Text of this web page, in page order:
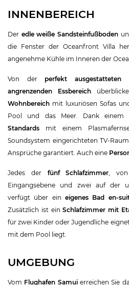
INNENBEREICH
Der edle weiße Sandsteinfußboden
die Fenster der Oceanfront Villa
angenehme Kühle im Inneren der
Von derperfekt ausgestatteten
angrenzenden Essbereich
Wohnbereich mit luxuriösen Sofas
Pool und das Meer. Dank einem
Standards mit einem
Soundsystem eingerichteten TV-
Ansprüche garantiert. Auch eine
Jedes der fünf Schlafzimmer,
Eingangsebene und zwei auf der
verfügt über ein eigenes Bad en-
Zusätzlich ist einSchlafzimmer mit
für zwei Kinder oder Jugendliche
mit dem Pool liegt.
UMGEBUNG
Vom Flughafen Samuierreichen Sie